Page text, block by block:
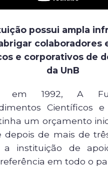
possui ampla
colaboradores
e corporativos de
da UnB
em 1992, A
Científicos e
um orçamento
depois de mais de
instituição de
em todo o